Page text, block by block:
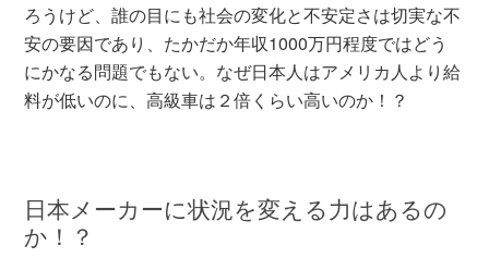
ろうけど、誰の目にも社会の変化と不安定さは切実な不
安の要因であり、たかだか年収1000万円程度ではどう
にかなる問題でもない。なぜ日本人はアメリカ人より給
料が低いのに、高級車は２倍くらい高いのか！？
日本メーカーに状況を変える力はあるの
か！？